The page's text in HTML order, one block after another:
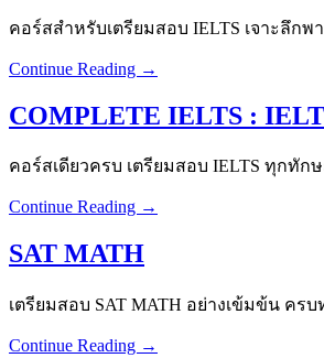
คอร์สสำหรับเตรียมสอบ IELTS เจาะลึก
Continue Reading →
COMPLETE IELTS :
คอร์สเดียวครบ เตรียมสอบ IELTS ทุกทั
Continue Reading →
SAT MATH
เตรียมสอบ SAT MATH อย่างเข้มข้น ค
Continue Reading →